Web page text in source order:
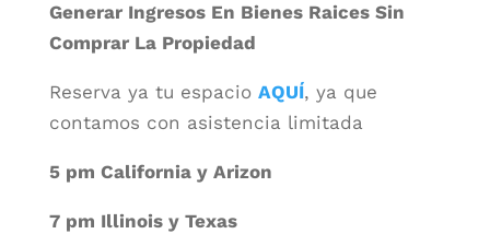
Generar Ingresos En Bienes Raices Sin
Comprar La Propiedad
Reserva ya tu espacio AQUÍ, ya que
contamos con asistencia limitada
5 pm California y Arizon
7 pm Illinois y Texas